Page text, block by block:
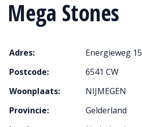
Mega Stones
Adres:
Energieweg 15
Postcode:
6541 CW
Woonplaats:
NIJMEGEN
Provincie:
Gelderland